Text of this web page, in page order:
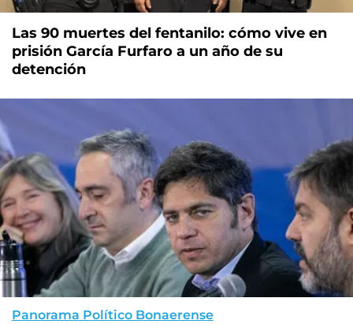
Las 90 muertes del fentanilo: cómo vive en
prisión García Furfaro a un año de su
detención
Panorama Político Bonaerense